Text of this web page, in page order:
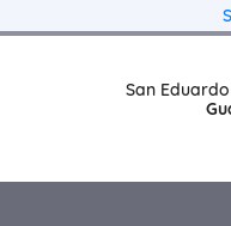
San